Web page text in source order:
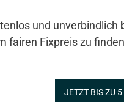
und unverbindlich
fairen Fixpreis zu
JETZT BIS ZU